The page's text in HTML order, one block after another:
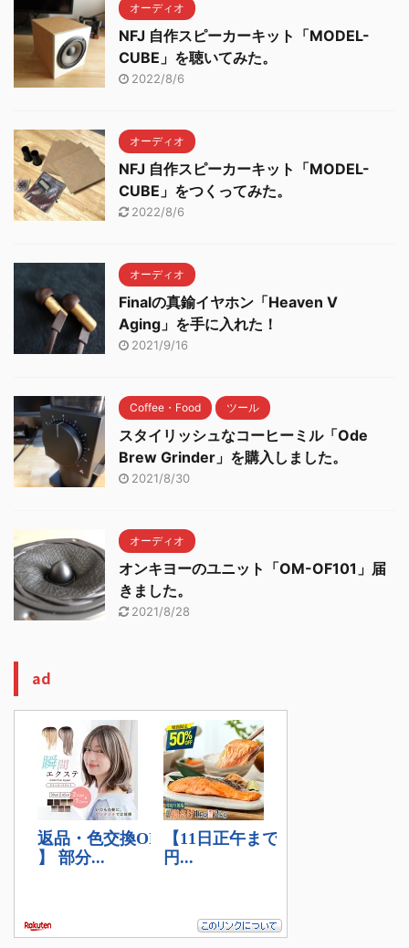
オーディオ
NFJ 自作スピーカーキット「MODEL-
CUBE」を聴いてみた。
2022/8/6
オーディオ
NFJ 自作スピーカーキット「MODEL-
CUBE」をつくってみた。
2022/8/6
オーディオ
Finalの真鍮イヤホン「Heaven V
Aging」を手に入れた！
2021/9/16
Coffee・Food ツール
スタイリッシュなコーヒーミル「Ode
Brew Grinder」を購入しました。
2021/8/30
オーディオ
オンキヨーのユニット「OM-OF101」届
きました。
2021/8/28
ad